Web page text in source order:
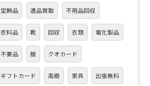
宝飾品 遺品買取 不用品回収
衣料品 靴 回収 衣類 電化製品
不要品 服 クオカード
ギフトカード 高級 家具 出張無料